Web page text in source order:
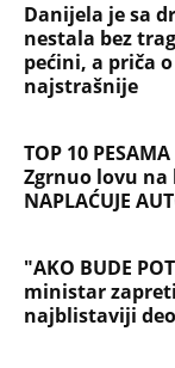
Danijela je sa
nestala bez
pećini, a priča
najstrašnije
TOP 10
Zgrnuo lovu na
NAPLAĆUJE
"AKO BUDE
ministar
najblistaviji